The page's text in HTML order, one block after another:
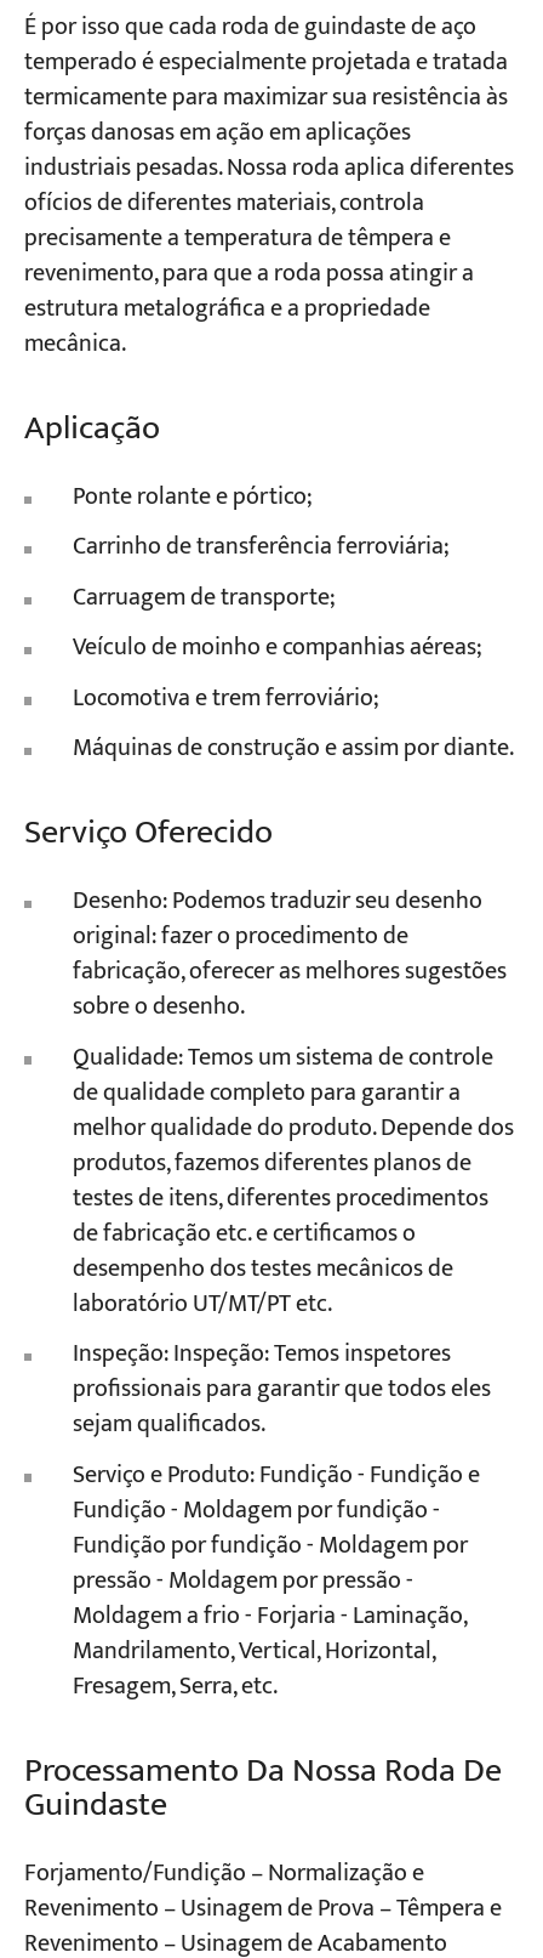
É por isso que cada roda de guindaste de aço
temperado é especialmente projetada e tratada
termicamente para maximizar sua resistência às
forças danosas em ação em aplicações
industriais pesadas. Nossa roda aplica diferentes
ofícios de diferentes materiais, controla
precisamente a temperatura de têmpera e
revenimento, para que a roda possa atingir a
estrutura metalográfica e a propriedade
mecânica.
Aplicação
Ponte rolante e pórtico;
Carrinho de transferência ferroviária;
Carruagem de transporte;
Veículo de moinho e companhias aéreas;
Locomotiva e trem ferroviário;
Máquinas de construção e assim por diante.
Serviço Oferecido
Desenho: Podemos traduzir seu desenho
original: fazer o procedimento de
fabricação, oferecer as melhores sugestões
sobre o desenho.
Qualidade: Temos um sistema de controle
de qualidade completo para garantir a
melhor qualidade do produto. Depende dos
produtos, fazemos diferentes planos de
testes de itens, diferentes procedimentos
de fabricação etc. e certificamos o
desempenho dos testes mecânicos de
laboratório UT/MT/PT etc.
Inspeção: Inspeção: Temos inspetores
profissionais para garantir que todos eles
sejam qualificados.
Serviço e Produto: Fundição - Fundição e
Fundição - Moldagem por fundição -
Fundição por fundição - Moldagem por
pressão - Moldagem por pressão -
Moldagem a frio - Forjaria - Laminação,
Mandrilamento, Vertical, Horizontal,
Fresagem, Serra, etc.
Processamento Da Nossa Roda De
Guindaste
Forjamento/Fundição – Normalização e
Revenimento – Usinagem de Prova – Têmpera e
Revenimento – Usinagem de Acabamento